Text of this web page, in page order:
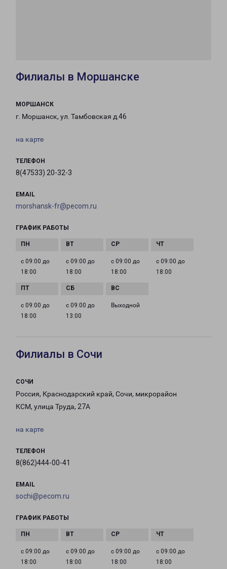
Филиалы в Моршанске
МОРШАНСК
г. Моршанск, ул. Тамбовская д.46
на карте
ТЕЛЕФОН
8(47533) 20-32-3
EMAIL
morshansk-fr@pecom.ru
ГРАФИК РАБОТЫ
с 09:00 до
18:00
с 09:00 до
18:00
с 09:00 до
18:00
с 09:00 до
18:00
с 09:00 до
18:00
с 09:00 до
13:00
Выходной
Филиалы в Сочи
СОЧИ
Россия, Краснодарский край, Сочи, микрорайон
КСМ, улица Труда, 27А
на карте
ТЕЛЕФОН
8(862)444-00-41
EMAIL
sochi@pecom.ru
ГРАФИК РАБОТЫ
с 09:00 до
18:00
с 09:00 до
18:00
с 09:00 до
18:00
с 09:00 до
18:00